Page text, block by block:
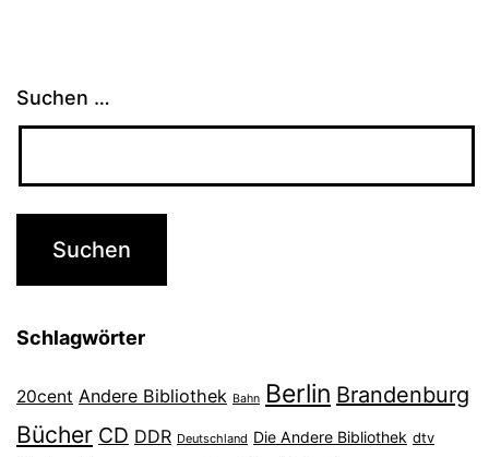
Suchen …
Schlagwörter
20cent Andere Bibliothek Bahn Berlin Brandenburg
Bücher CD DDR Deutschland Die Andere Bibliothek dtv